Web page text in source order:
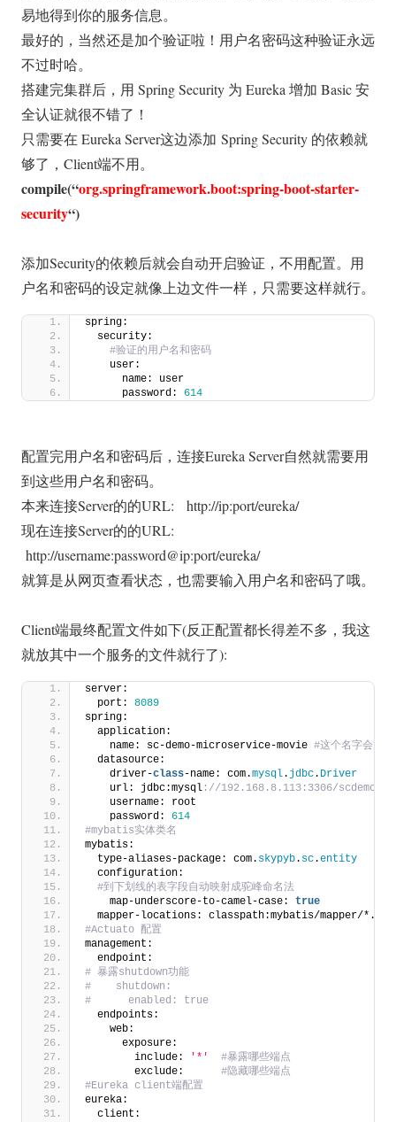
易地得到你的服务信息。
最好的，当然还是加个验证啦！用户名密码这种验证永远
不过时哈。
搭建完集群后，用 Spring Security 为 Eureka 增加 Basic 安
全认证就很不错了！
只需要在 Eureka Server这边添加 Spring Security 的依赖就
够了，Client端不用。
compile(“org.springframework.boot:spring-boot-starter-
security“)
添加Security的依赖后就会自动开启验证，不用配置。用
户名和密码的设定就像上边文件一样，只需要这样就行。
spring:
  security:
#验证的用户名和密码
    user:
      name: user
      password:
614
配置完用户名和密码后，连接Eureka Server自然就需要用
到这些用户名和密码。
本来连接Server的的URL: http://ip:port/eureka/
现在连接Server的的URL:
http://username:password@ip:port/eureka/
就算是从网页查看状态，也需要输入用户名和密码了哦。
Client端最终配置文件如下(反正配置都长得差不多，我这
就放其中一个服务的文件就行了):
server:
  port:
8089
spring:
  application:
    name: sc-demo-microservice-movie
#这个名字会注
  datasource:
    driver-
class-name: com.mysql. jdbc. Driver
    url: jdbc:mysql
://192.168.8.113:3306/
    username: root
    password:
614
#mybatis实体类名
mybatis:
  type-aliases-package: com.
skypyb. sc.entity
  configuration:
#到下划线的表字段自动映射成驼峰命名法
    map-underscore-to-camel-case:
true
  mapper-locations: classpath:mybatis/mapper/*.xml
#Actuato 配置
management:
  endpoint:
# 暴露shutdown功能
#    shutdown:
#      enabled: true
  endpoints:
    web:
      exposure:
        include:
'*'
#暴露哪些端点
        exclude:
#隐藏哪些端点
#Eureka client端配置
eureka:
  client: